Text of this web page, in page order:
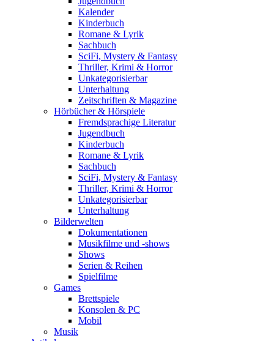
Kalender
Kinderbuch
Romane & Lyrik
Sachbuch
SciFi, Mystery & Fantasy
Thriller, Krimi & Horror
Unkategorisierbar
Unterhaltung
Zeitschriften & Magazine
Hörbücher & Hörspiele
Fremdsprachige Literatur
Jugendbuch
Kinderbuch
Romane & Lyrik
Sachbuch
SciFi, Mystery & Fantasy
Thriller, Krimi & Horror
Unkategorisierbar
Unterhaltung
Bilderwelten
Dokumentationen
Musikfilme und -shows
Shows
Serien & Reihen
Spielfilme
Games
Brettspiele
Konsolen & PC
Mobil
Musik